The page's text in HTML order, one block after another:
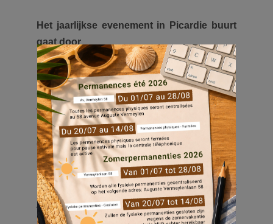
Het jaarlijkse evenement in Picardie buurt
gaat door
Op zaterdag 14 mei 2022 viert de Picardische
wijk feest! Van 9 tot 17 uur, tussen
rommelmarkt, bars, animaties voor jong en
oud, zult u verrukt zijn over het grote aanbod
aan activiteiten.
Kom met je familie of vrienden voor het
jaarlijkse buurtfeest!